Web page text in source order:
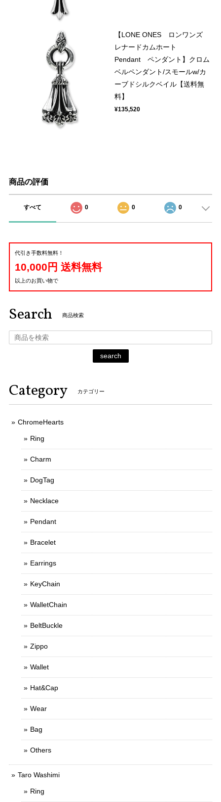
【LONE ONES ロンワンズ
レナードカムホート
Pendant ペンダント】クロム
ベルペンダント/スモールw/カ
ーブドシルクベイル【送料無
料】
¥135,520
商品の評価
すべて 0 0 0
代引き手数料無料！
10,000円 送料無料
以上のお買い物で
Search 商品検索
search
Category カテゴリー
ChromeHearts
Ring
Charm
DogTag
Necklace
Pendant
Bracelet
Earrings
KeyChain
WalletChain
BeltBuckle
Zippo
Wallet
Hat&Cap
Wear
Bag
Others
Taro Washimi
Ring